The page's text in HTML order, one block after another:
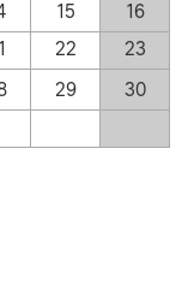
15
16
22
23
29
30